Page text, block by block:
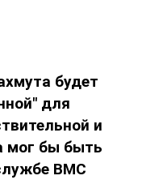
будет
для
и
мог бы быть
ВМС